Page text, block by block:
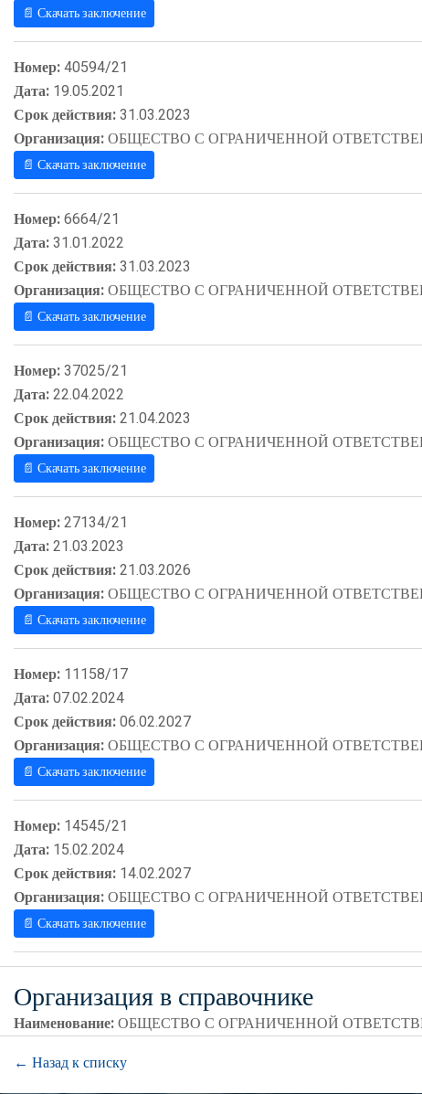
📄 Скачать заключение
Номер:40594/21
Дата: 19.05.2021
Срок действия:31.03.2023
Организация:ОБЩЕСТВО С ОГРАНИЧЕННОЙ
📄 Скачать заключение
Номер:6664/21
Дата:31.01.2022
Срок действия:31.03.2023
Организация:ОБЩЕСТВО С ОГРАНИЧЕННОЙ
📄 Скачать заключение
Номер:37025/21
Дата:22.04.2022
Срок действия:21.04.2023
Организация:ОБЩЕСТВО С ОГРАНИЧЕННОЙ
📄 Скачать заключение
Номер:27134/21
Дата:21.03.2023
Срок действия:21.03.2026
Организация:ОБЩЕСТВО С ОГРАНИЧЕННОЙ
📄 Скачать заключение
Номер: 11158/17
Дата:07.02.2024
Срок действия:06.02.2027
Организация:ОБЩЕСТВО С ОГРАНИЧЕННОЙ
📄 Скачать заключение
Номер: 14545/21
Дата: 15.02.2024
Срок действия: 14.02.2027
Организация:ОБЩЕСТВО С ОГРАНИЧЕННОЙ
📄 Скачать заключение
Организация в справочнике
Наименование:ОБЩЕСТВО С ОГРАНИЧЕННОЙ
← Назад к списку